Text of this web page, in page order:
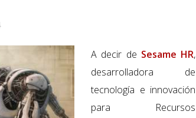
A decir de Sesame HR,
desarrolladora de
tecnología e innovación
para Recursos